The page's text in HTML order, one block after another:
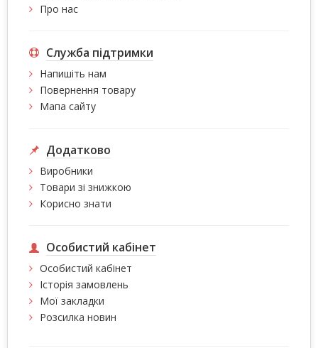
Про нас
Служба підтримки
Напишіть нам
Повернення товару
Мапа сайту
Додатково
Виробники
Товари зі знижкою
Корисно знати
Особистий кабінет
Особистий кабінет
Історія замовлень
Мої закладки
Розсилка новин